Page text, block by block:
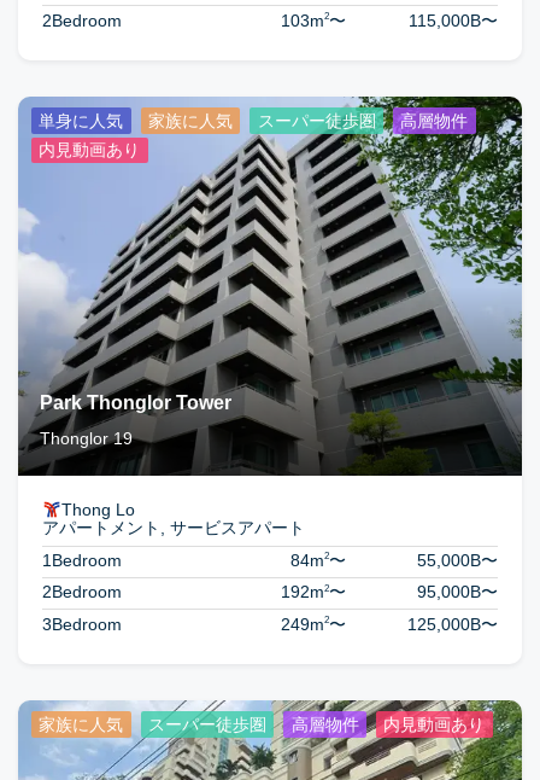
2Bedroom
103m2〜 115,000B〜
単身に人気 家族に人気 スーパー徒歩圏
高層物件
内見動画あり
Park Thonglor Tower
Thonglor 19
Thong Lo
アパートメント, サービスアパート
1Bedroom
84m2〜 55,000B〜
2Bedroom
192m2〜 95,000B〜
3Bedroom
249m2〜 125,000B〜
家族に人気 スーパー徒歩圏 高層物件 内見動画あり